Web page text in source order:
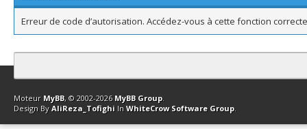
Erreur de code d’autorisation. Accédez-vous à cette fonction
Contact Club Affiliation Retourner en haut Version bas-débit
Moteur MyBB, © 2002-2026 MyBB Group.
Design By AliReza_Tofighi In WhiteCrow Software Group.